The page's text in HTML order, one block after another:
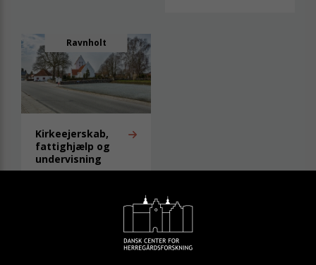
Ravnholt
Kirkeejerskab,
fattighjælp og
undervisning